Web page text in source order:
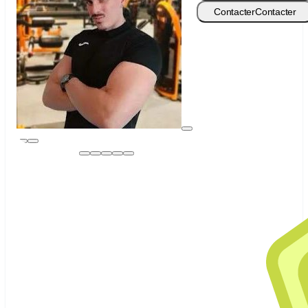
ContacterContacter